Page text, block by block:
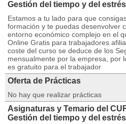
Gestión del tiempo y del
Estamos a tu lado para que
formación y te puedas desenvolver
entorno económico complejo en el
Online Gratis para trabajadores
coste del curso se deduce de los
mensualmente por la empresa, por
es gratuito para el trabajador
Oferta de Prácticas
No hay que realizar prácticas
Asignaturas y Temario del
Gestión del tiempo y del